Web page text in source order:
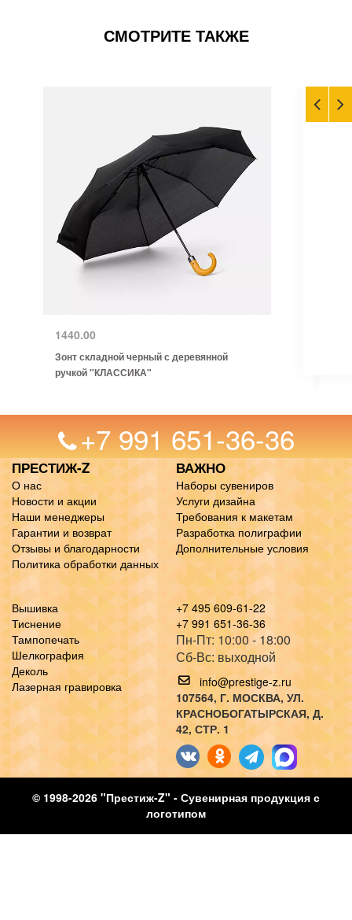
СМОТРИТЕ ТАКЖЕ
1440.00
Зонт складной черный с деревянной
ручкой "КЛАССИКА"
+7 991 651-36-36
ПРЕСТИЖ-Z
О нас
Новости и акции
Наши менеджеры
Гарантии и возврат
Отзывы и благодарности
Политика обработки данных
ВАЖНО
Наборы сувениров
Услуги дизайна
Требования к макетам
Разработка полиграфии
Дополнительные условия
Вышивка
Тиснение
Тампопечать
Шелкография
Деколь
Лазерная гравировка
+7 495 609-61-22
+7 991 651-36-36
Пн-Пт: 10:00 - 18:00
Сб-Вс: выходной
info@prestige-z.ru
107564, Г. МОСКВА, УЛ.
КРАСНОБОГАТЫРСКАЯ, Д.
42, СТР. 1
© 1998-2026 "Престиж-Z" - Сувенирная продукция с
логотипом